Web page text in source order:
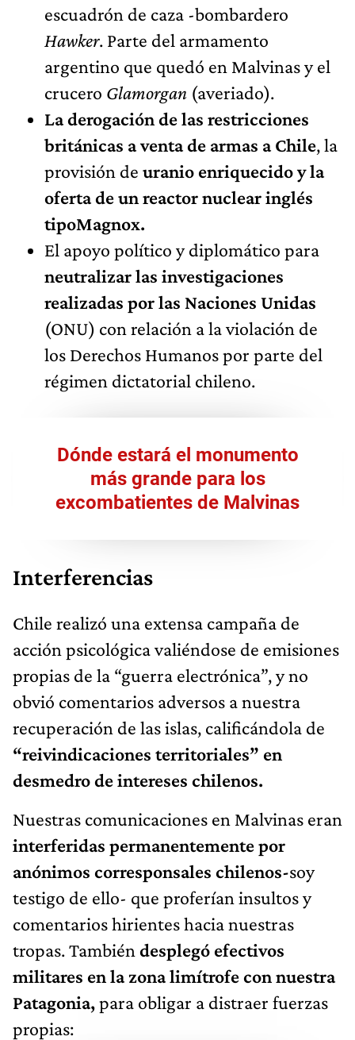
escuadrón de caza -bombardero
Hawker. Parte del armamento
argentino que quedó en Malvinas y el
crucero Glamorgan (averiado).
La derogación de las restricciones
británicas a venta de armas a Chile, la
provisión de uranio enriquecido y la
oferta de un reactor nuclear inglés
tipoMagnox.
El apoyo político y diplomático para
neutralizar las investigaciones
realizadas por las Naciones Unidas
(ONU) con relación a la violación de
los Derechos Humanos por parte del
régimen dictatorial chileno.
Dónde estará el monumento
más grande para los
excombatientes de Malvinas
Interferencias
Chile realizó una extensa campaña de
acción psicológica valiéndose de emisiones
propias de la “guerra electrónica”, y no
obvió comentarios adversos a nuestra
recuperación de las islas, calificándola de
“reivindicaciones territoriales” en
desmedro de intereses chilenos.
Nuestras comunicaciones en Malvinas eran
interferidas permanentemente por
anónimos corresponsales chilenos-soy
testigo de ello- que proferían insultos y
comentarios hirientes hacia nuestras
tropas. También desplegó efectivos
militares en la zona limítrofe con nuestra
Patagonia,para obligar a distraer fuerzas
propias: